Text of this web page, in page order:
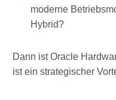
moderne
Hybrid?
Dann ist Oracle
ist ein strategischer